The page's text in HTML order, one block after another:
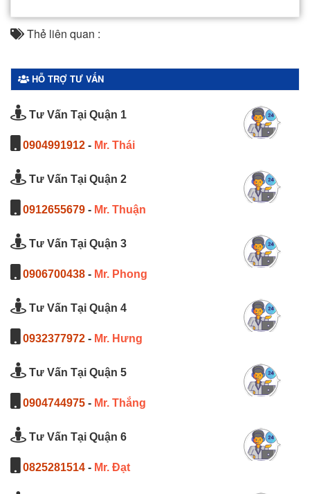
Thẻ liên quan :
HỖ TRỢ TƯ VẤN
Tư Vấn Tại Quận 1
0904991912 - Mr. Thái
Tư Vấn Tại Quận 2
0912655679 - Mr. Thuận
Tư Vấn Tại Quận 3
0906700438 - Mr. Phong
Tư Vấn Tại Quận 4
0932377972 - Mr. Hưng
Tư Vấn Tại Quận 5
0904744975 - Mr. Thắng
Tư Vấn Tại Quận 6
0825281514 - Mr. Đạt